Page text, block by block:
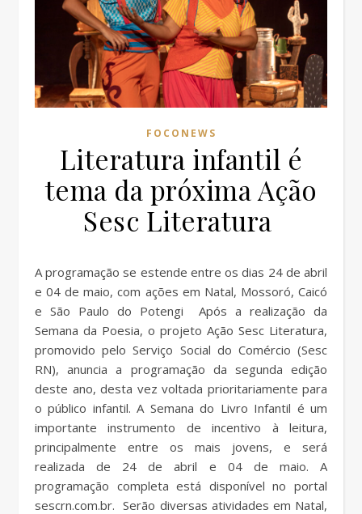
FOCONEWS
Literatura infantil é
tema da próxima Ação
Sesc Literatura
A programação se estende entre os dias 24 de abril
e 04 de maio, com ações em Natal, Mossoró, Caicó
e São Paulo do Potengi Após a realização da
Semana da Poesia, o projeto Ação Sesc Literatura,
promovido pelo Serviço Social do Comércio (Sesc
RN), anuncia a programação da segunda edição
deste ano, desta vez voltada prioritariamente para
o público infantil. A Semana do Livro Infantil é um
importante instrumento de incentivo à leitura,
principalmente entre os mais jovens, e será
realizada de 24 de abril e 04 de maio. A
programação completa está disponível no portal
sescrn.com.br. Serão diversas atividades em Natal,